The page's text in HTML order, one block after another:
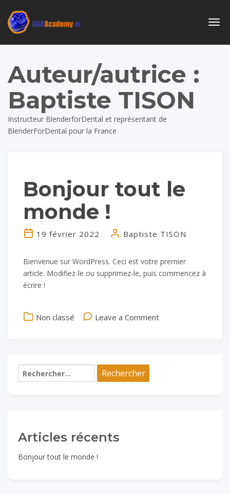
Auteur/autrice :
Baptiste TISON
Instructeur BlenderforDental et représentant de
BlenderForDental pour la France
Bonjour tout le
monde !
19 février 2022 Baptiste TISON
Bienvenue sur WordPress. Ceci est votre premier
article. Modifiez-le ou supprimez-le, puis commencez à
écrire !
Non classé Leave a Commenton
Rechercher :
Articles récents
Bonjour tout le monde !